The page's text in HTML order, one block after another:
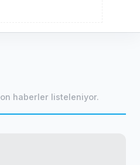
haberler listeleniyor.